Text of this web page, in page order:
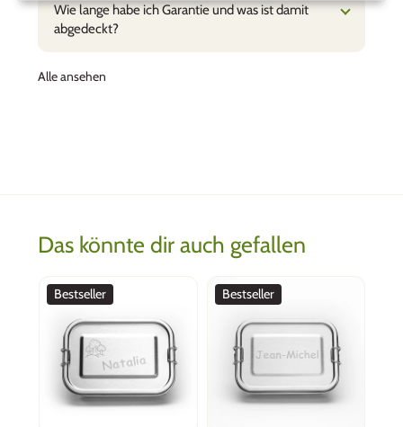
Wie lange habe ich Garantie und was ist damit
abgedeckt?
Alle ansehen
Das könnte dir auch gefallen
Bestseller Bestseller